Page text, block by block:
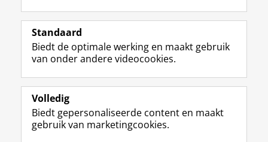
Volg de RUG
F
a
e
b
o
p
a
L
i
k
e
I
-
p
R
S
-
f
e
R
I
n
t
r
m
Y
o
T
e
k
Studiekiezers
Alumni
Over ons
Standaard
Biedt de optimale werking en maakt gebruik
van onder andere videocookies.
Volledig
Biedt gepersonaliseerde content en maakt
gebruik van marketingcookies.